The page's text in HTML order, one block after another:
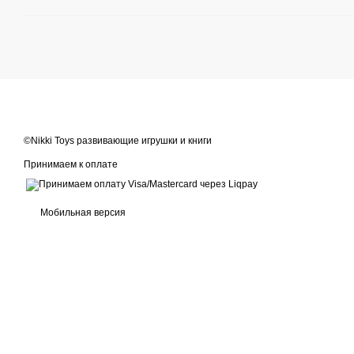
©Nikki Toys развивающие игрушки и книги
Принимаем к оплате
Мобильная версия